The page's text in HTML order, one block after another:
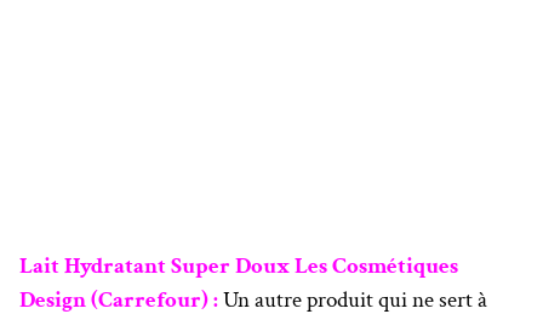
Lait Hydratant Super Doux Les Cosmétiques
Design (Carrefour) :Un autre produit qui ne sert à